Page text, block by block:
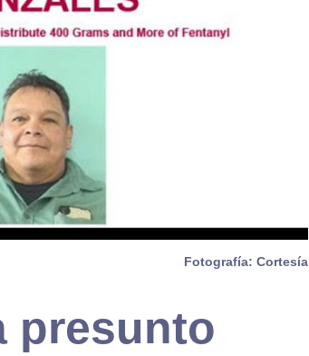
Fotografía: Cortesía
presunto